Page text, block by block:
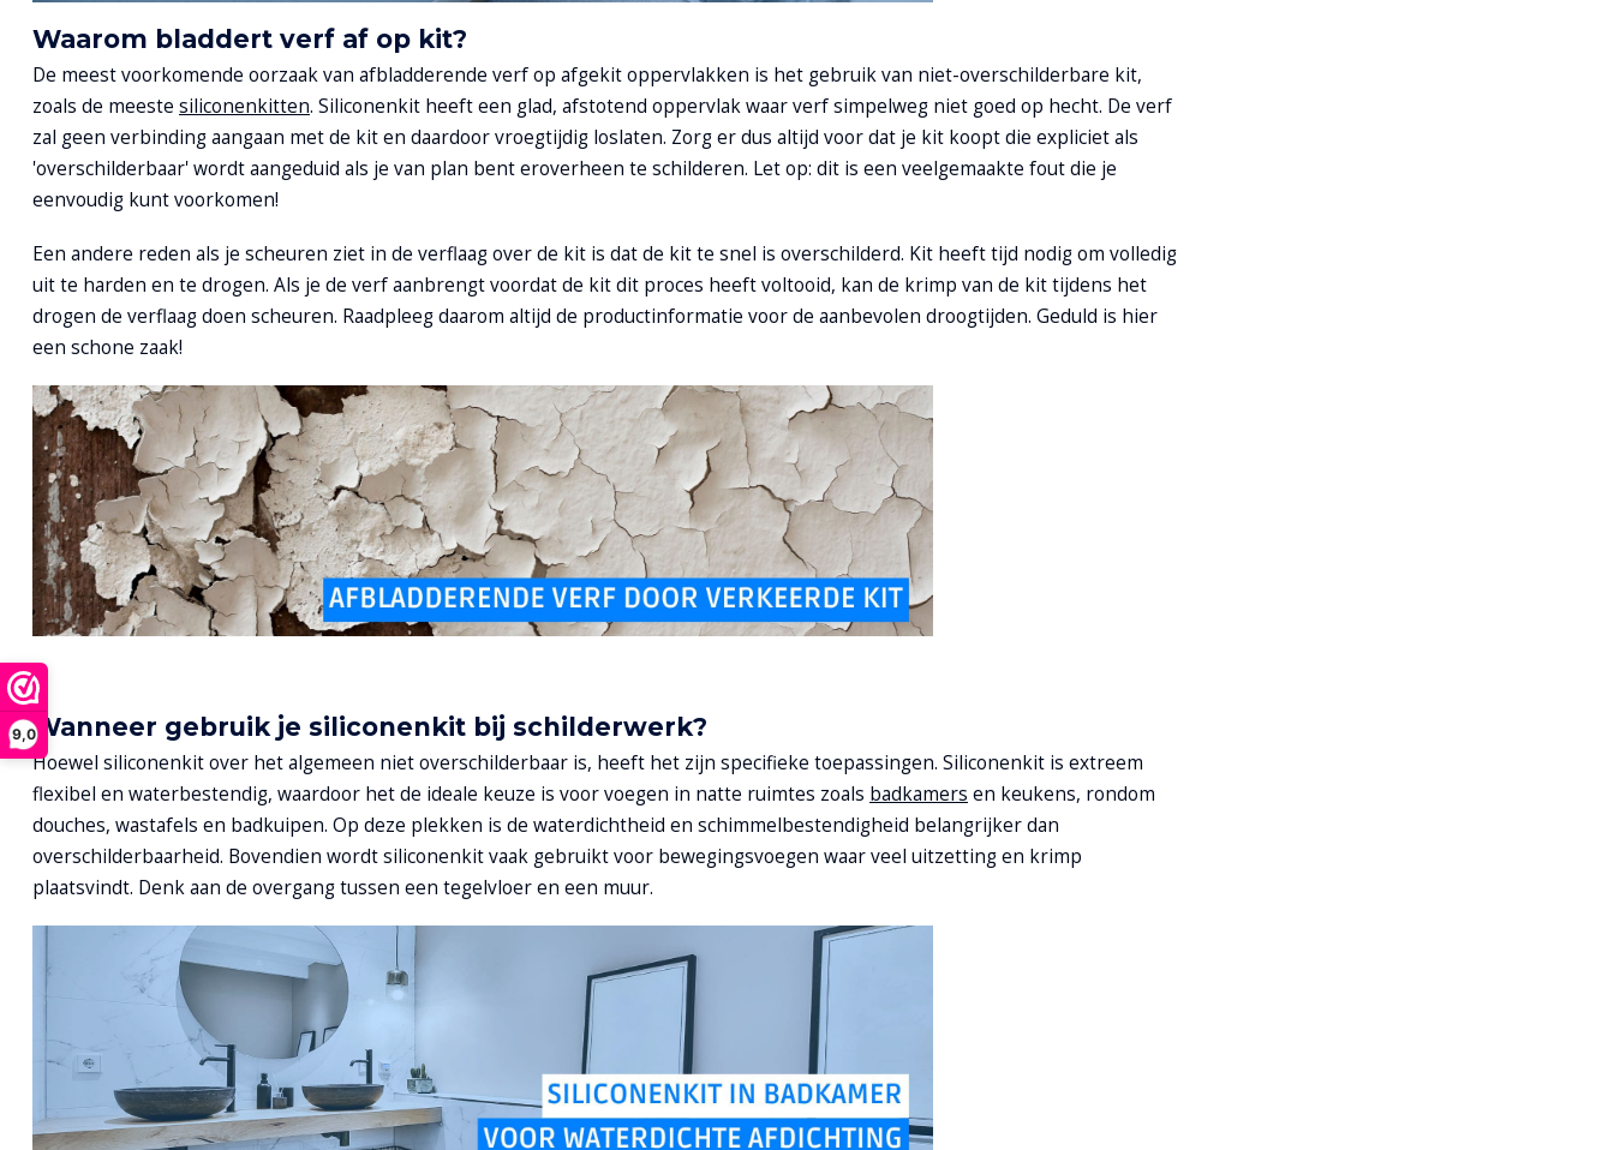
9,0
Waarom bladdert verf af op kit?
De meest voorkomende oorzaak van afbladderende verf op afgekit oppervlakken is het gebruik van niet-overschilderbare kit,
zoals de meeste siliconenkitten. Siliconenkit heeft een glad, afstotend oppervlak waar verf simpelweg niet goed op hecht. De verf
zal geen verbinding aangaan met de kit en daardoor vroegtijdig loslaten. Zorg er dus altijd voor dat je kit koopt die expliciet als
'overschilderbaar' wordt aangeduid als je van plan bent eroverheen te schilderen. Let op: dit is een veelgemaakte fout die je
eenvoudig kunt voorkomen!
Een andere reden als je scheuren ziet in de verflaag over de kit is dat de kit te snel is overschilderd. Kit heeft tijd nodig om volledig
uit te harden en te drogen. Als je de verf aanbrengt voordat de kit dit proces heeft voltooid, kan de krimp van de kit tijdens het
drogen de verflaag doen scheuren. Raadpleeg daarom altijd de productinformatie voor de aanbevolen droogtijden. Geduld is hier
een schone zaak!
Wanneer gebruik je siliconenkit bij schilderwerk?
Hoewel siliconenkit over het algemeen niet overschilderbaar is, heeft het zijn specifieke toepassingen. Siliconenkit is extreem
flexibel en waterbestendig, waardoor het de ideale keuze is voor voegen in natte ruimtes zoals badkamers en keukens, rondom
douches, wastafels en badkuipen. Op deze plekken is de waterdichtheid en schimmelbestendigheid belangrijker dan
overschilderbaarheid. Bovendien wordt siliconenkit vaak gebruikt voor bewegingsvoegen waar veel uitzetting en krimp
plaatsvindt. Denk aan de overgang tussen een tegelvloer en een muur.